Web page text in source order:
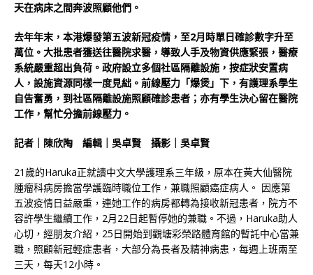
天在病床之間奔波照顧他們。
去年年末，本港爆發第五波新冠疫情，至2月時單日確診數字升至
萬位。大批患者獲送往醫院求醫，導致人手及物資供應緊張，醫療
系統嚴重超出負荷。政府設立多個社區隔離設施，按症狀安置病
人，設施資源同樣一度見絀。前線壓力「爆煲」下，有護理系學生
自告奮勇，到社區隔離設施照顧確診患者；亦有學生決心留在醫院
工作，幫忙分擔前線壓力。
記者｜陳欣陶 編輯｜吳卓賢 攝影｜吳卓賢
21歲的Haruka正就讀中文大學護理系三年級，原本在黃大仙醫院
腫瘤科病房擔當學護臨時職位工作，兼職照顧癌症病人。 因應第
五波疫情日益嚴重，連她工作的病房都轉為接收新冠患者，院方不
容許學生繼續工作，2月22日起暫停她的兼職。不過，Haruka助人
心切，經朋友介紹，25日開始到觀塘彩榮路體育館的暫託中心當兼
職，照顧新冠輕症患者，大部分為長者及精神病患，每週上班兩至
三天，每天12小時。